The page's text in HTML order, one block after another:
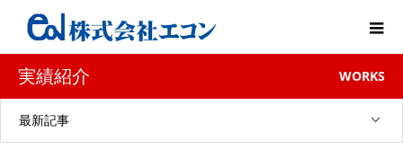
実績紹介 WORKS
最新記事